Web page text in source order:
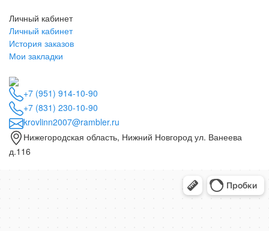
Личный кабинет
Личный кабинет
История заказов
Мои закладки
+7 (951) 914-10-90
+7 (831) 230-10-90
krovlinn2007@rambler.ru
Нижегородская область, Нижний Новгород ул. Ванеева
д.116